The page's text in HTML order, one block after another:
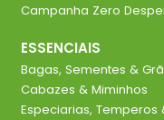
Campanha Zero
ESSENCIAIS
Bagas, Sementes &
Cabazes & Miminhos
Especiarias, Temperos